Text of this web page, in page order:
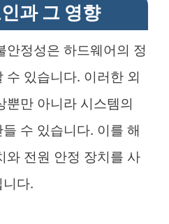
과 그 영향
안정성은 하드웨어의 정
수 있습니다. 이러한 외
뿐만 아니라 시스템의
수 있습니다. 이를 해
와 전원 안정 장치를 사
다.